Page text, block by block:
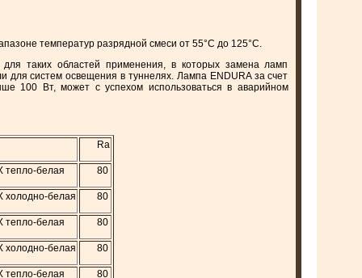
температур разрядной смеси от 55°С до 125°С.
таких областей применения, в которых замена ламп
систем освещения в туннелях. Лампа ENDURA за счет
100 Вт, может с успехом использоваться в аварийном
Ra
тепло-белая 80
холодно-белая 80
тепло-белая 80
холодно-белая 80
тепло-белая 80